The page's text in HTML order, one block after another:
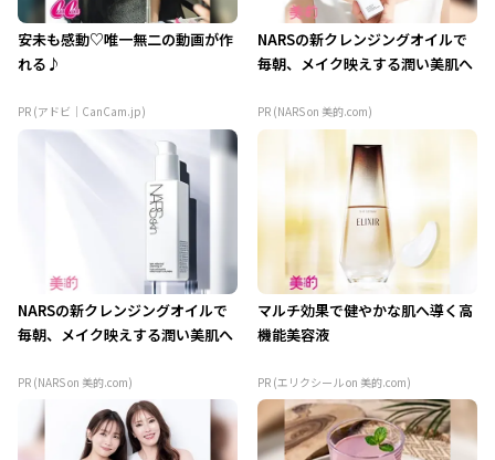
安未も感動♡唯一無二の動画が作
れる♪
PR (アドビ｜CanCam.jp)
NARSの新クレンジングオイルで
毎朝、メイク映えする潤い美肌へ
PR (NARS on 美的.com)
NARSの新クレンジングオイルで
毎朝、メイク映えする潤い美肌へ
PR (NARS on 美的.com)
マルチ効果で健やかな肌へ導く高
機能美容液
PR (エリクシール on 美的.com)